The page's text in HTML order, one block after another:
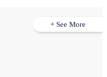
+ See More